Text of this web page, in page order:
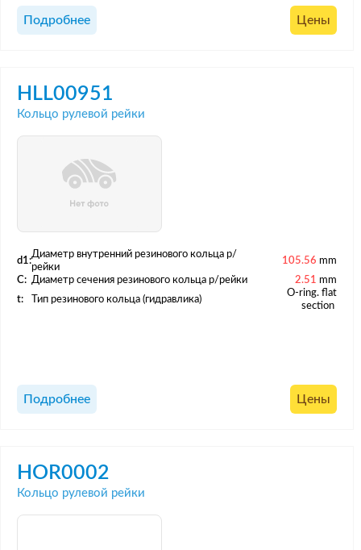
Подробнее Цены
HLL00951
Кольцо рулевой рейки
d1:
Диаметр внутренний резинового кольца р/
рейки
105.56 mm
C: Диаметр сечения резинового кольца р/рейки 2.51
mm
t:
Тип резинового кольца (гидравлика)
O-ring. flat
section
Подробнее Цены
HOR0002
Кольцо рулевой рейки